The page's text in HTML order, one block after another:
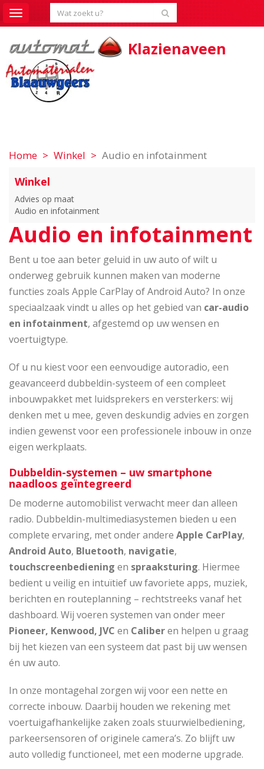
Toggle
navigation
Klazienaveen
Home Winkel Audio en infotainment
Winkel
Advies op maat
Audio en infotainment
Audio en infotainment
Bent u toe aan beter geluid in uw auto of wilt u
onderweg gebruik kunnen maken van moderne
functies zoals Apple CarPlay of Android Auto? In onze
speciaalzaak vindt u alles op het gebied van car-audio
en infotainment, afgestemd op uw wensen en
voertuigtype.
Of u nu kiest voor een eenvoudige autoradio, een
geavanceerd dubbeldin-systeem of een compleet
inbouwpakket met luidsprekers en versterkers: wij
denken met u mee, geven deskundig advies en zorgen
indien gewenst voor een professionele inbouw in onze
eigen werkplaats.
Dubbeldin-systemen – uw smartphone
naadloos geïntegreerd
De moderne automobilist verwacht meer dan alleen
radio. Dubbeldin-multimediasystemen bieden u een
complete ervaring, met onder andere Apple CarPlay,
Android Auto, Bluetooth, navigatie,
touchscreenbediening en spraaksturing. Hiermee
bedient u veilig en intuïtief uw favoriete apps, muziek,
berichten en routeplanning – rechtstreeks vanaf het
dashboard. Wij voeren systemen van onder meer
Pioneer, Kenwood, JVC en Caliberen helpen u graag
bij het kiezen van een systeem dat past bij uw wensen
én uw auto.
In onze montagehal zorgen wij voor een nette en
correcte inbouw. Daarbij houden we rekening met
voertuigafhankelijke zaken zoals stuurwielbediening,
parkeersensoren of originele camera’s. Zo blijft uw
auto volledig functioneel, met een moderne upgrade.